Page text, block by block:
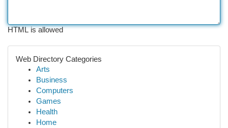
HTML is allowed
Web Directory Categories
Arts
Business
Computers
Games
Health
Home